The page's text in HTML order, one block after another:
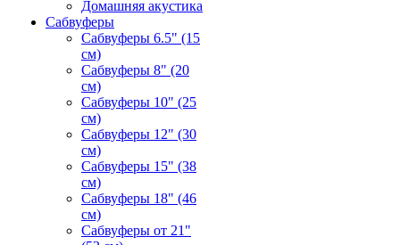
Домашняя акустика
Сабвуферы
Сабвуферы 6.5" (15
см)
Сабвуферы 8" (20
см)
Сабвуферы 10" (25
см)
Сабвуферы 12" (30
см)
Сабвуферы 15" (38
см)
Сабвуферы 18" (46
см)
Сабвуферы от 21"